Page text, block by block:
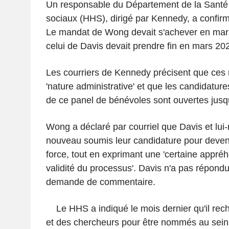
Un responsable du Département de la
sociaux (HHS), dirigé par Kennedy, a
Le mandat de Wong devait s'achever en
celui de Davis devait prendre fin en mars
Les courriers de Kennedy précisent que ces
'nature administrative' et que les
de ce panel de bénévoles sont ouvertes
Wong a déclaré par courriel que Davis et
nouveau soumis leur candidature pour
force, tout en exprimant une 'certaine
validité du processus'. Davis n'a pas
demande de commentaire.
Le HHS a indiqué le mois dernier qu'il
et des chercheurs pour être nommés au